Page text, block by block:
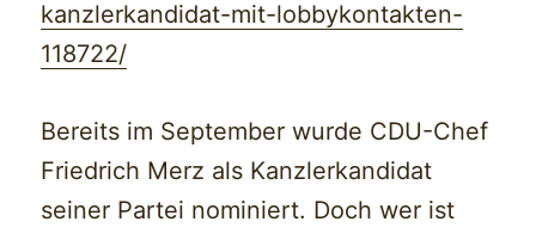
kanzlerkandidat-mit-lobbykontakten-
118722/
Bereits im September wurde CDU-Chef
Friedrich Merz als Kanzlerkandidat
seiner Partei nominiert. Doch wer ist